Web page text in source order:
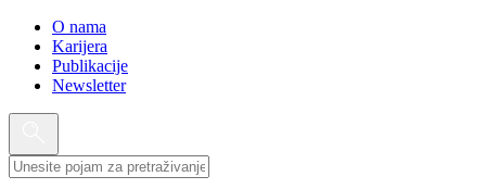
O nama
Karijera
Publikacije
Newsletter